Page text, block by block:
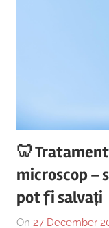
🦷
microscop –
pot fi salvați
On 27 December